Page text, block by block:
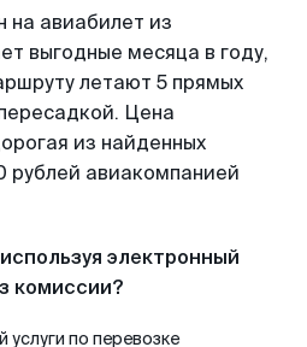
на авиабилет из
выгодные месяца в году,
летают 5 прямых
Цена
из найденных
рублей авиакомпанией
электронный
комиссии?
услуги по перевозке